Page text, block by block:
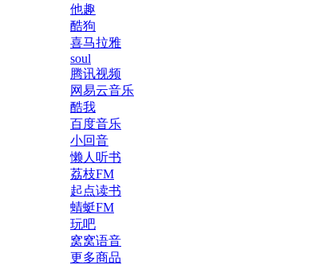
他趣
酷狗
喜马拉雅
soul
腾讯视频
网易云音乐
酷我
百度音乐
小回音
懒人听书
荔枝FM
起点读书
蜻蜓FM
玩吧
窝窝语音
更多商品